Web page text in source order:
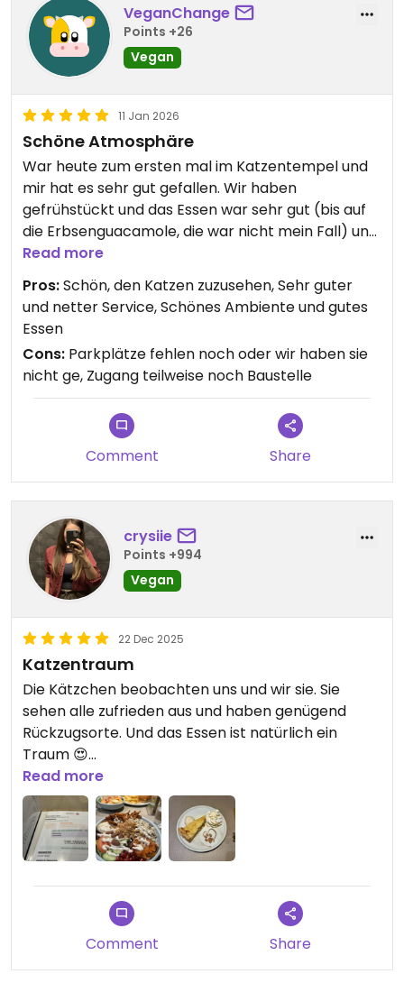
VeganChange
Points +26
Vegan
11 Jan 2026
Schöne Atmosphäre
War heute zum ersten mal im Katzentempel und
mir hat es sehr gut gefallen. Wir haben
gefrühstückt und das Essen war sehr gut (bis auf
die Erbsenguacamole, die war nicht mein Fall) und
das Personal ausgesprochen nett und
zuvorkommend.
Den Katzen geht es gut und sie wirken sehr
zufrieden. Ihre Bedürfnisse werden respektiert. Ich
komme gern wieder und freue mich, dass es
endlich wieder ein veganes Restaurant in
Heidelberg gibt.
Updated from previous review on 2026-01-11
Read more
Pros:Schön, den Katzen zuzusehen, Sehr guter
und netter Service, Schönes Ambiente und gutes
Essen
Cons: Parkplätze fehlen noch oder wir haben sie
nicht ge, Zugang teilweise noch Baustelle
Comment Share
crysiie
Points +994
Vegan
22 Dec 2025
Katzentraum
Die Kätzchen beobachten uns und wir sie. Sie
sehen alle zufrieden aus und haben genügend
Rückzugsorte. Und das Essen ist natürlich ein
Traum 😍
Updated from previous review on 2025-12-22
Read more
Comment Share